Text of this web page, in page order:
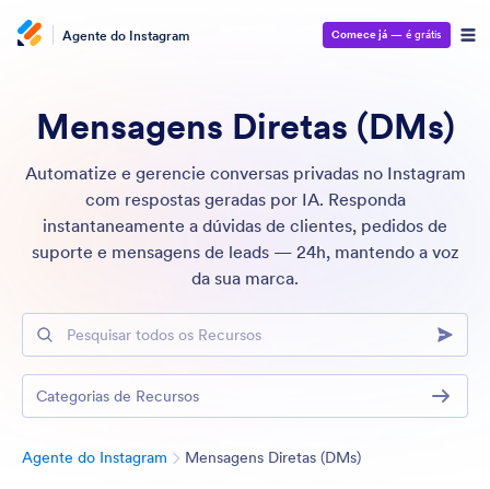
Agente do Instagram Comece já — é grátis
Mensagens Diretas (DMs)
Automatize e gerencie conversas privadas no Instagram
com respostas geradas por IA. Responda
instantaneamente a dúvidas de clientes, pedidos de
suporte e mensagens de leads — 24h, mantendo a voz
da sua marca.
Pesquisar todos os Recursos
Agente do Instagram Mensagens Diretas (DMs)Categoria
Categorias de Recursos